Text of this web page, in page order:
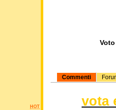
Commenti
vota
HOT